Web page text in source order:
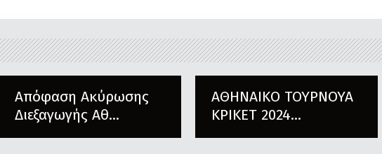
Απόφαση Ακύρωσης
Διεξαγωγής Αθ...
ΑΘΗΝΑΙΚΟ ΤΟΥΡΝΟΥΑ
ΚΡΙΚΕΤ 2024...